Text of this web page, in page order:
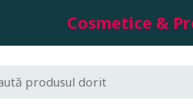
Cosmetice &